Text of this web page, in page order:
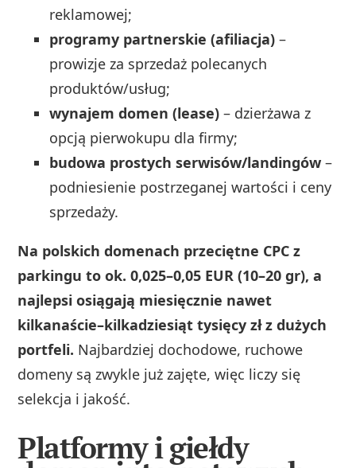
reklamowej;
programy partnerskie (afiliacja) –
prowizje za sprzedaż polecanych
produktów/usług;
wynajem domen (lease) – dzierżawa z
opcją pierwokupu dla firmy;
budowa prostych serwisów/landingów –
podniesienie postrzeganej wartości i ceny
sprzedaży.
Na polskich domenach przeciętne CPC z
parkingu to ok. 0,025–0,05 EUR (10–20 gr), a
najlepsi osiągają miesięcznie nawet
kilkanaście–kilkadziesiąt tysięcy zł z dużych
portfeli. Najbardziej dochodowe, ruchowe
domeny są zwykle już zajęte, więc liczy się
selekcja i jakość.
Platformy i giełdy